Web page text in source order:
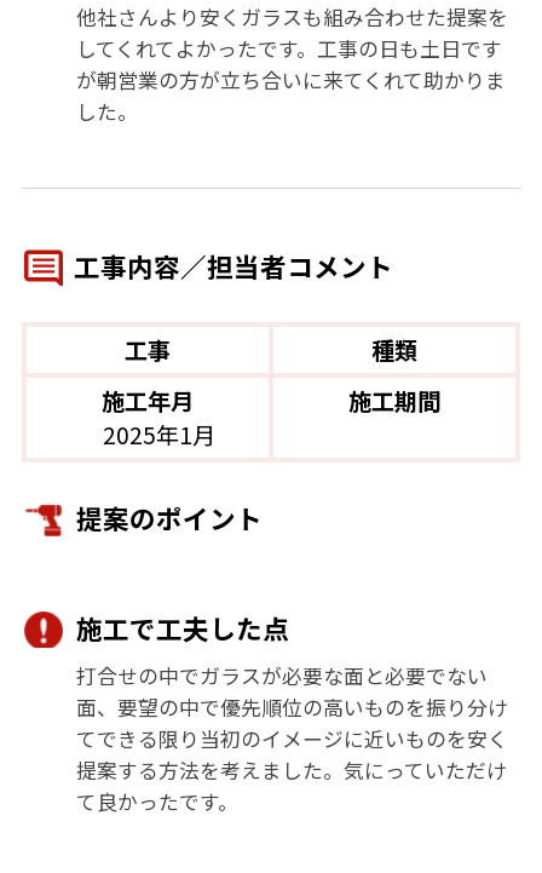
他社さんより安くガラスも組み合わせた提案を
してくれてよかったです。工事の日も土日です
が朝営業の方が立ち合いに来てくれて助かりま
した。
工事内容／担当者コメント
工事
種類
施工年月
2025年1月
施工期間
提案のポイント
施工で工夫した点
打合せの中でガラスが必要な面と必要でない
面、要望の中で優先順位の高いものを振り分け
てできる限り当初のイメージに近いものを安く
提案する方法を考えました。気にっていただけ
て良かったです。